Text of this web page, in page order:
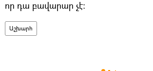
որ դա բավարար չէ։
Աշխարհ